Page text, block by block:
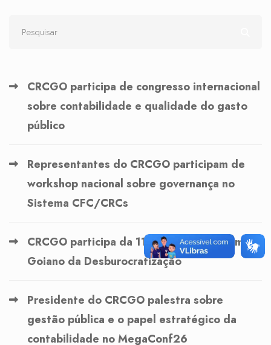
CRCGO participa de congresso internacional
sobre contabilidade e qualidade do gasto
público
Representantes do CRCGO participam de
workshop nacional sobre governança no
Sistema CFC/CRCs
CRCGO participa da 11ª reunião do Fórum
Goiano da Desburocratização
Presidente do CRCGO palestra sobre
gestão pública e o papel estratégico da
contabilidade no MegaConf26